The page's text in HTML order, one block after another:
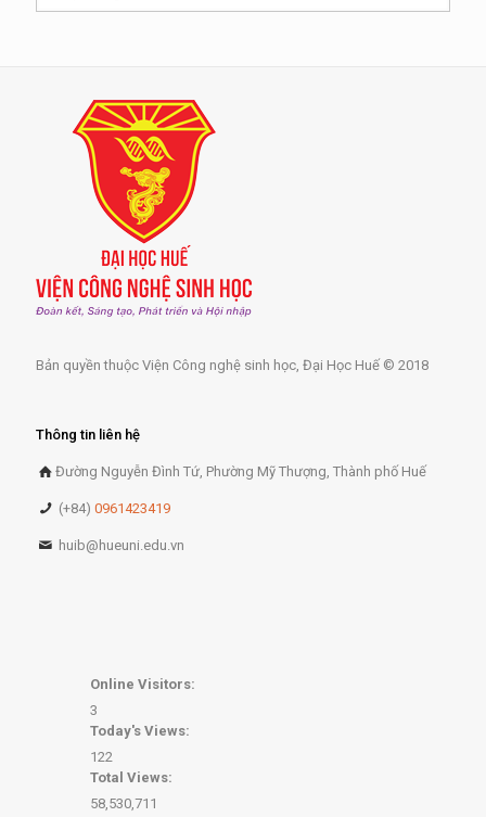
Bản quyền thuộc Viện Công nghệ sinh học, Đại Học Huế © 2018
Thông tin liên hệ
Đường Nguyễn Đình Tứ, Phường Mỹ Thượng, Thành phố Huế
(+84)0961423419
huib@hueuni.edu.vn
Online Visitors:
3
Today's Views:
122
Total Views:
58,530,711